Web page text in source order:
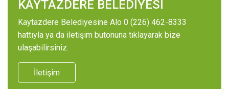
KAYTAZDERE BELEDİYESİ
Kaytazdere Belediyesine Alo 0 (226) 462-8333
hattıyla ya da iletişim butonuna tıklayarak bize
ulaşabilirsiniz.
İletişim